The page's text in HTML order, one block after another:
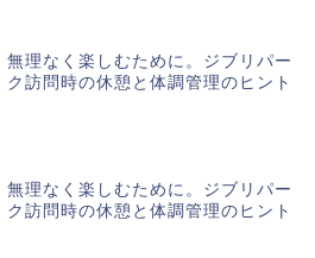
無理なく楽しむために。ジブリパー
ク訪問時の休憩と体調管理のヒント
無理なく楽しむために。ジブリパー
ク訪問時の休憩と体調管理のヒント